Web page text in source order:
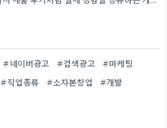
#네이버광고 #검색광고
#마케팅
#직업종류 #소자본창업
#개발